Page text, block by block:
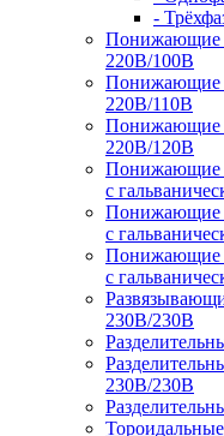
-
Понижающие
220В/100В
Понижающие
220В/110В
Понижающие
220В/120В
Понижающие
с
Понижающие
с
Понижающие
с
230В/230В
230В/230В